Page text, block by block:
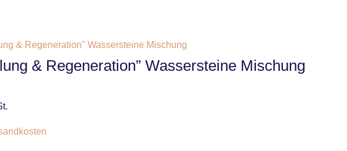
& Regeneration” Wassersteine Mischung